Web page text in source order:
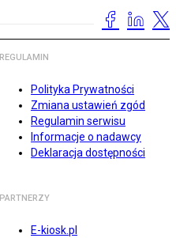
REGULAMIN
Polityka Prywatności
Zmiana ustawień zgód
Regulamin serwisu
Informacje o nadawcy
Deklaracja dostępności
PARTNERZY
E-kiosk.pl